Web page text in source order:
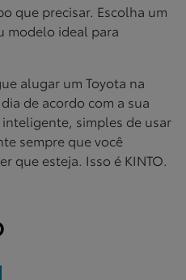
que precisar. Escolha um
modelo ideal para
alugar um Toyota na
de acordo com a sua
simples de usar
sempre que você
que esteja. Isso é KINTO.